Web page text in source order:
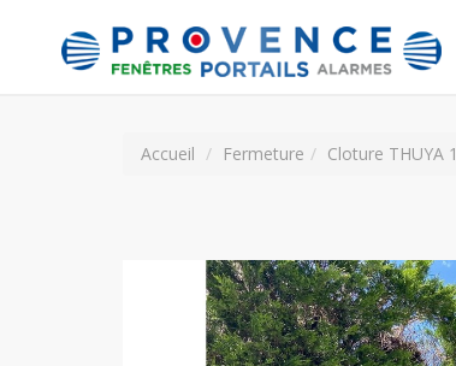
Accueil Fermeture Cloture THUYA 1